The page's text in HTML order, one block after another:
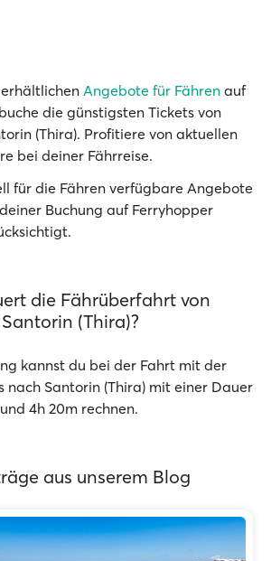
Angebote für Fähren auf
die günstigsten Tickets von
(Thira). Profitiere von aktuellen
bei deiner Fährreise.
für die Fähren verfügbare Angebote
Buchung auf Ferryhopper
die Fährüberfahrt von
(Thira)?
kannst du bei der Fahrt mit der
nach Santorin (Thira) mit einer Dauer
4h 20m rechnen.
aus unserem Blog